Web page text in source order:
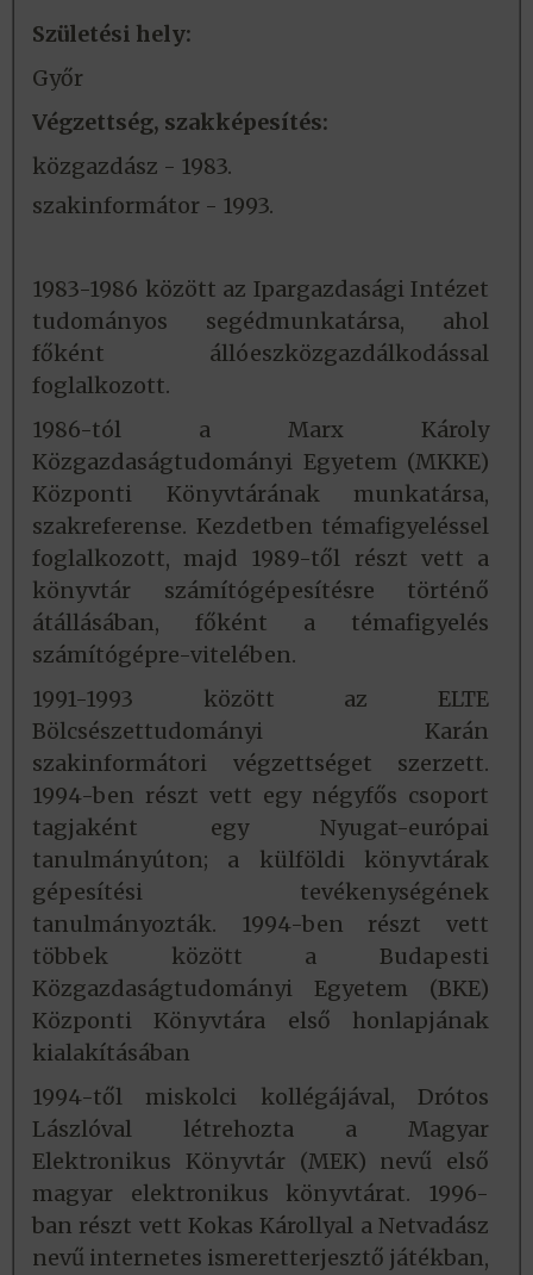
Születési hely:
Győr
Végzettség, szakképesítés:
közgazdász - 1983.
szakinformátor - 1993.
1983-1986 között az Ipargazdasági Intézet
tudományos segédmunkatársa, ahol
főként állóeszközgazdálkodással
foglalkozott.
1986-tól a Marx Károly
Közgazdaságtudományi Egyetem (MKKE)
Központi Könyvtárának munkatársa,
szakreferense. Kezdetben témafigyeléssel
foglalkozott, majd 1989-től részt vett a
könyvtár számítógépesítésre történő
átállásában, főként a témafigyelés
számítógépre-vitelében.
1991-1993 között az ELTE
Bölcsészettudományi Karán
szakinformátori végzettséget szerzett.
1994-ben részt vett egy négyfős csoport
tagjaként egy Nyugat-európai
tanulmányúton; a külföldi könyvtárak
gépesítési tevékenységének
tanulmányozták. 1994-ben részt vett
többek között a Budapesti
Közgazdaságtudományi Egyetem (BKE)
Központi Könyvtára első honlapjának
kialakításában
1994-től miskolci kollégájával, Drótos
Lászlóval létrehozta a Magyar
Elektronikus Könyvtár (MEK) nevű első
magyar elektronikus könyvtárat. 1996-
ban részt vett Kokas Károllyal a Netvadász
nevű internetes ismeretterjesztő játékban,